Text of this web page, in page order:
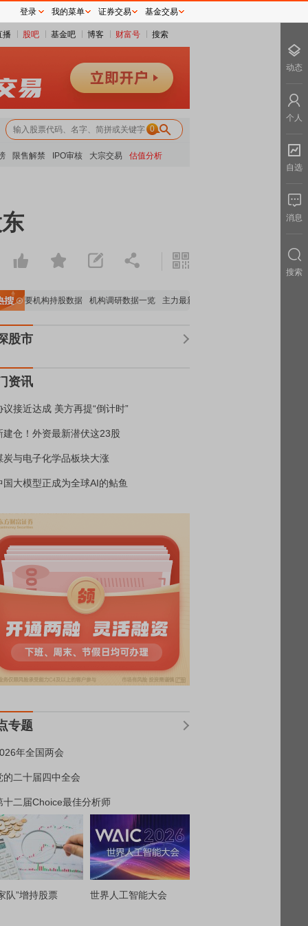
播 股吧 基金吧 博客 财富号 搜索
0
限售解禁 IPO审核 大宗交易 估值分析
重要机构持股数据 机构调研数据一览 主力最新动向
股市
资讯
议接近达成 美方再提“倒计时”
建仓！外资最新潜伏这23股
炭与电子化学品板块大涨
国大模型正成为全球AI的鲇鱼
专题
年全国两会
的二十届四中全会
十二届Choice最佳分析师
队”增持股票 世界人工智能大会
登录 我的菜单 证券交易 基金交易
动态
个人
自选
消息
搜索